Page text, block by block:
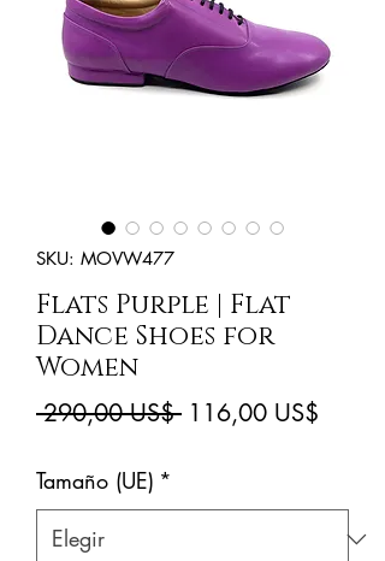
SKU: MOVW477
Flats Purple | Flat
Dance Shoes for
Women
290,00 US$ Precio
116,00 US$
Tamaño (UE) *